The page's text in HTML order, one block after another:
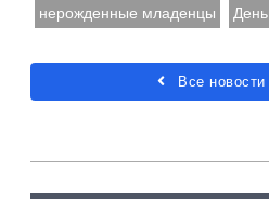
нерожденные младенцы
Все